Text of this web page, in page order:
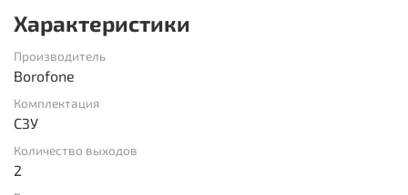
Характеристики
Производитель
Borofone
Комплектация
СЗУ
Количество выходов
2